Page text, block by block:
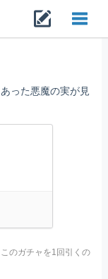
った悪魔の実が見
このガチャを1回引くの